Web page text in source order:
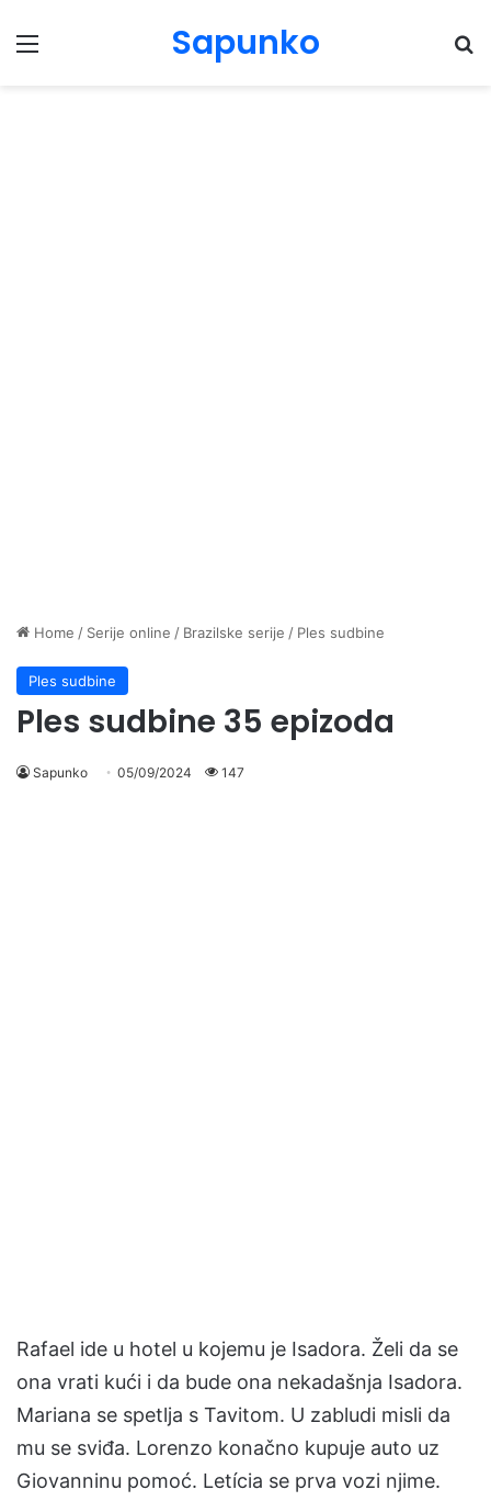
Menu Sapunko
Home / Serije online / Brazilske serije / Ples sudbine
Ples sudbine
Ples sudbine 35 epizoda
Sapunko 05/09/2024 147
Rafael ide u hotel u kojemu je Isadora. Želi da se
ona vrati kući i da bude ona nekadašnja Isadora.
Mariana se spetlja s Tavitom. U zabludi misli da
mu se sviđa. Lorenzo konačno kupuje auto uz
Giovanninu pomoć. Letícia se prva vozi njime.